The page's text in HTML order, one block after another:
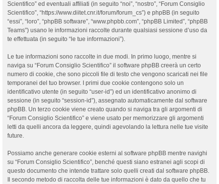
Scientifico” ed eventuali affiliati (in seguito “noi”, “nostro”, “Forum Consiglio
Scientifico”, “https://www.diitet.cnr.it/forum/forum_cs”) e phpBB (in seguito
“essi”, “loro”, “phpBB software”, “www.phpbb.com”, “phpBB Limited”, “phpBB
Teams”) usano le informazioni raccolte durante qualsiasi sessione d’uso da
te effettuata (in seguito “le tue informazioni”).
Le tue informazioni sono raccolte in due modi. In primo luogo, mentre si
naviga su “Forum Consiglio Scientifico” il software phpBB creerà un certo
numero di cookie, che sono piccoli file di testo che vengono scaricati nei file
temporanei del tuo browser. I primi due cookie contengono solo un
identificativo utente (in seguito “user-id”) ed un identificativo anonimo di
sessione (in seguito “session-id”), assegnato automaticamente dal software
phpBB. Un terzo cookie viene creato quando si naviga tra gli argomenti di
“Forum Consiglio Scientifico” e viene usato per memorizzare gli argomenti
letti da quelli ancora da leggere, quindi agevolando la lettura nelle tue visite
future.
Possiamo anche generare cookie esterni al software phpBB mentre navighi
su “Forum Consiglio Scientifico”, benché questi siano estranei agli scopi di
questo documento che intende trattare solo quelli creati dal software phpBB.
Il secondo metodo di raccolta delle tue informazioni è dato da quello che tu